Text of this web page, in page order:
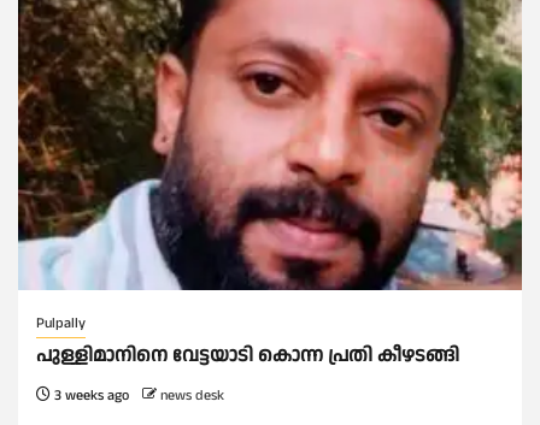
Pulpally
പുള്ളിമാനിനെ വേട്ടയാടി കൊന്ന പ്രതി കീഴടങ്ങി
3 weeks ago news desk